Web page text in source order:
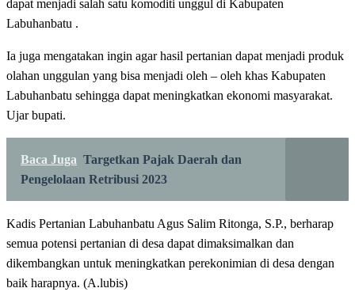
dapat menjadi salah satu komoditi unggul di Kabupaten
Labuhanbatu .
Ia juga mengatakan ingin agar hasil pertanian dapat menjadi produk
olahan unggulan yang bisa menjadi oleh – oleh khas Kabupaten
Labuhanbatu sehingga dapat meningkatkan ekonomi masyarakat.
Ujar bupati.
Baca Juga Targetkan Pajak Daerah dan
Pengelolaan Retribusi 2023
Kadis Pertanian Labuhanbatu Agus Salim Ritonga, S.P., berharap
semua potensi pertanian di desa dapat dimaksimalkan dan
dikembangkan untuk meningkatkan perekonimian di desa dengan
baik harapnya. (A.lubis)